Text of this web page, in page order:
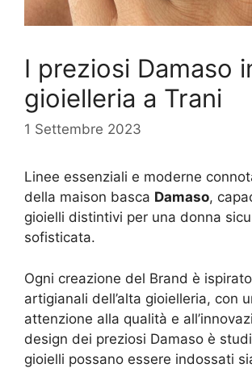
I preziosi Damaso
gioielleria a Trani
1 Settembre 2023
Linee essenziali e moderne
della maison basca Damaso,
gioielli distintivi per una donna
sofisticata.
Ogni creazione del Brand è
artigianali dell’alta gioielleria, con
attenzione alla qualità e
design dei preziosi Damaso è
gioielli possano essere indossati